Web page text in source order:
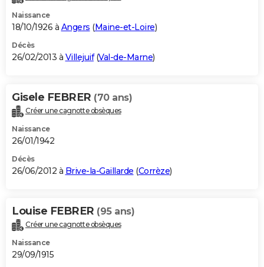
Naissance
18/10/1926 à Angers (Maine-et-Loire)
Décès
26/02/2013 à Villejuif(Val-de-Marne)
Gisele FEBRER (70 ans)
Créer une cagnotte obsèques
Naissance
26/01/1942
Décès
26/06/2012 à Brive-la-Gaillarde (Corrèze)
Louise FEBRER (95 ans)
Créer une cagnotte obsèques
Naissance
29/09/1915